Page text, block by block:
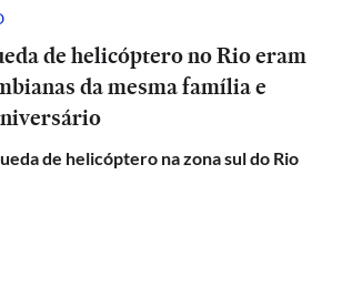
de helicóptero no Rio eram
da mesma família e
de helicóptero na zona sul do Rio